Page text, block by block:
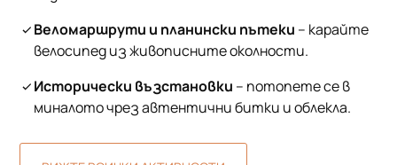
Веломаршрути и планински пътеки – карайте
велосипед из живописните околности.
Исторически възстановки – потопете се в
миналото чрез автентични битки и облекла.